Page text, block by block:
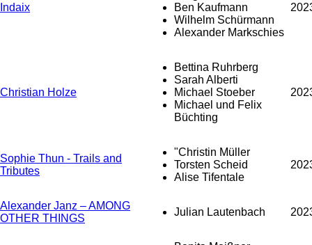
Indaix
Ben Kaufmann
Wilhelm Schürmann
Alexander Markschies
Christian Holze
Bettina Ruhrberg
Sarah Alberti
Michael Stoeber
Michael und Felix
Büchting
Sophie Thun - Trails and
Tributes
"Christin Müller
Torsten Scheid
Alise Tifentale
Alexander Janz – AMONG
OTHER THINGS
Julian Lautenbach